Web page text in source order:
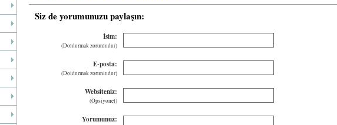
Siz de yorumunuzu paylaşın:
İsim:
(Doldurmak zorunludur)
E-posta:
(Doldurmak zorunludur)
Websiteniz:
(Opsiyonel)
Yorumunuz: